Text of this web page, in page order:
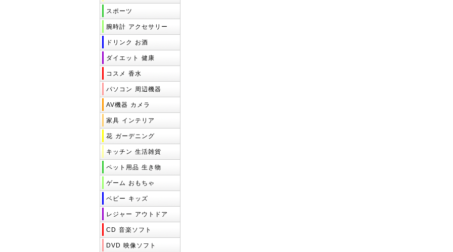
スポーツ
腕時計 アクセサリー
ドリンク お酒
ダイエット 健康
コスメ 香水
パソコン 周辺機器
AV機器 カメラ
家具 インテリア
花 ガーデニング
キッチン 生活雑貨
ペット用品 生き物
ゲーム おもちゃ
ベビー キッズ
レジャー アウトドア
CD 音楽ソフト
DVD 映像ソフト